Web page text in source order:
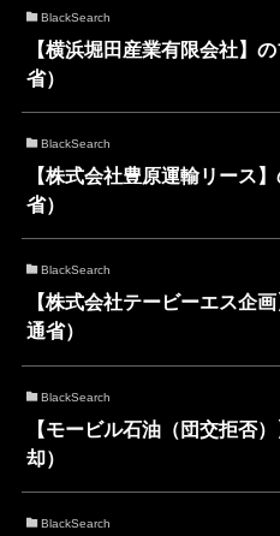
BlackSearch
【横浜堀田産業有限会社】
省）
BlackSearch
【株式会社豊原運輸リース
省）
BlackSearch
【株式会社テービーエス企
通省）
BlackSearch
【モービル石油（団交拒否
却）
BlackSearch